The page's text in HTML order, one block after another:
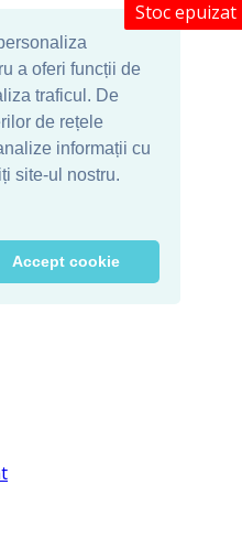
a oferi funcții de
traficul. De
de rețele
informații cu
site-ul nostru.
Accept cookie
Stoc epuizat